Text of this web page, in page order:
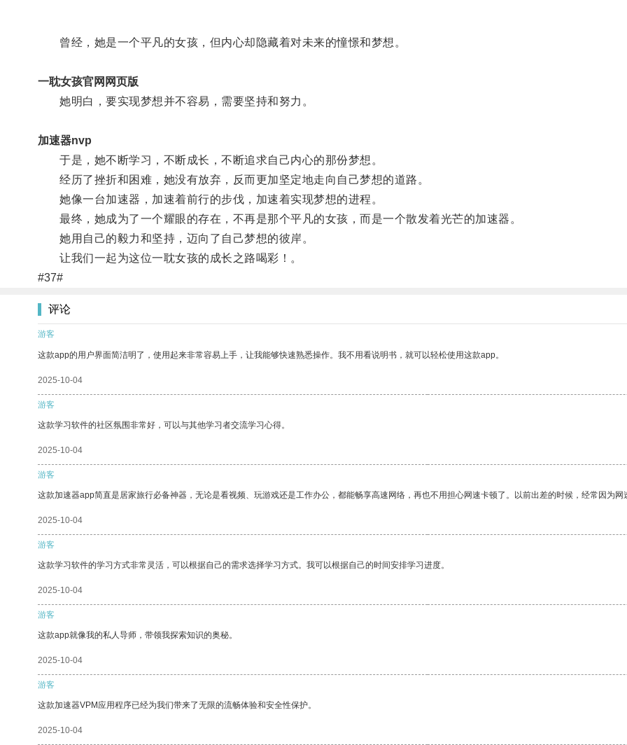
曾经，她是一个平凡的女孩，但内心却隐藏着对未来的憧憬和梦想。
一耽女孩官网网页版
她明白，要实现梦想并不容易，需要坚持和努力。
加速器nvp
于是，她不断学习，不断成长，不断追求自己内心的那份梦想。
经历了挫折和困难，她没有放弃，反而更加坚定地走向自己梦想的道路。
她像一台加速器，加速着前行的步伐，加速着实现梦想的进程。
最终，她成为了一个耀眼的存在，不再是那个平凡的女孩，而是一个散发着光芒的加速器。
她用自己的毅力和坚持，迈向了自己梦想的彼岸。
让我们一起为这位一耽女孩的成长之路喝彩！。
#37#
评论
游客
这款app的用户界面简洁明了，使用起来非常容易上手，让我能够快速熟悉操作。我不用看说明书，就可以轻松使用这款app。
2025-10-04
游客
这款学习软件的社区氛围非常好，可以与其他学习者交流学习心得。
2025-10-04
游客
这款加速器app简直是居家旅行必备神器，无论是看视频、玩游戏还是工作办公，都能畅享高速网络，再也不用担心网速卡顿了。以前出差的时候，经常因为
2025-10-04
游客
这款学习软件的学习方式非常灵活，可以根据自己的需求选择学习方式。我可以根据自己的时间安排学习进度。
2025-10-04
游客
这款app就像我的私人导师，带领我探索知识的奥秘。
2025-10-04
游客
这款加速器VPM应用程序已经为我们带来了无限的流畅体验和安全性保护。
2025-10-04